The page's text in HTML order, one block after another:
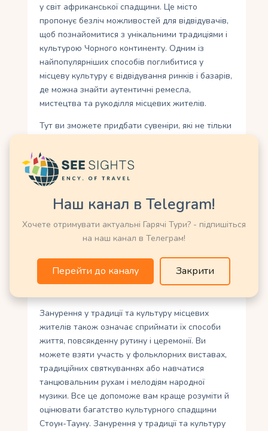
у світ африканської спадщини. Це місто
пропонує безліч можливостей для відвідувачів,
щоб познайомитися з унікальними традиціями і
культурою Чорного континенту. Одним із
найпопулярніших способів поглибитися у
місцеву культуру є відвідування ринків і базарів,
де можна знайти аутентичні ремесла,
мистецтва та рукоділля місцевих жителів.
Тут ви зможете придбати сувеніри, які не тільки
але й допоможуть підтримати маленькі
майстерні, які передають своєму народові цінне
ремесло з покоління в покоління. Крім того, ви
традиційного рукоділля або кулінарних секретах
місцевої кухні. Це незабутнє досвід, який
дозволить вам поглибитися у справжню
старовинних методик і технологій, якими
користуються жителі Стоун-Тауну протягом
Занурення у традиції та культуру місцевих
жителів також означає сприймати їх способи
життя, повсякденну рутину і церемонії. Ви
можете взяти участь у фольклорних виставах,
традиційних святкуваннях або навчатися
танцювальним рухам і мелодіям народної
музики. Все це допоможе вам краще розуміти й
оцінювати багатство культурного спадщини
Стоун-Тауну. Занурення у традиції та культуру
Наш канал в Telegram!
Хочете отримувати актуальні Гарячі Тури? - підпишіться
на наш канал в Телеграм!
Перейти до каналу Закрити